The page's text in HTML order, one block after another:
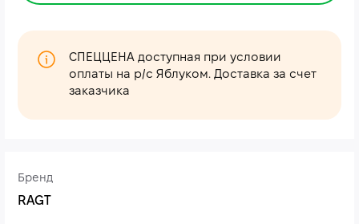
Бренд
RAGT
СПЕЦЦЕНА доступная при условии
оплаты на р/с Яблуком. Доставка за счет
заказчика